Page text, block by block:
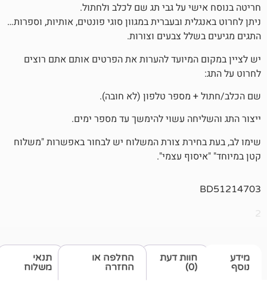
על גבי תג שם לכלב ולחתול.
ובעברית במגוון סוגי פונטים, אותיות, וספרות…
צבעים וצורות.
המיועד להערות את הפרטים אותם אתם רוצים
מספר טלפון (לא חובה).
עשוי להימשך עד מספר ימים.
צורת המשלוח יש לבחור באפשרות "משלוח
עצמי".
תנאי
משלוח
חוות דעת
החלפה או
החזרה